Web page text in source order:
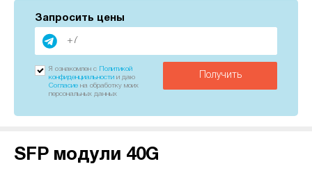
Запросить цены
Получить
Я ознакомлен с
Политикой
конфиденциальности и даю
Согласие на обработку моих
персональных данных
SFP модули 40G